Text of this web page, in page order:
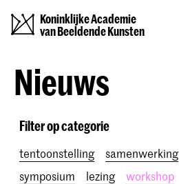
Koninklijke Academie
van Beeldende Kunsten
Nieuws
Filter op categorie
tentoonstelling samenwerking
symposium
lezing workshop